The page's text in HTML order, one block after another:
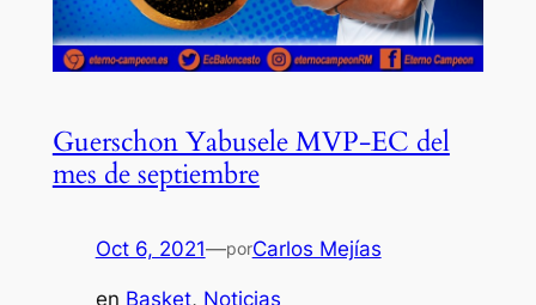
Guerschon Yabusele MVP-EC del
mes de septiembre
Oct 6, 2021—porCarlos Mejías
en Basket, Noticias